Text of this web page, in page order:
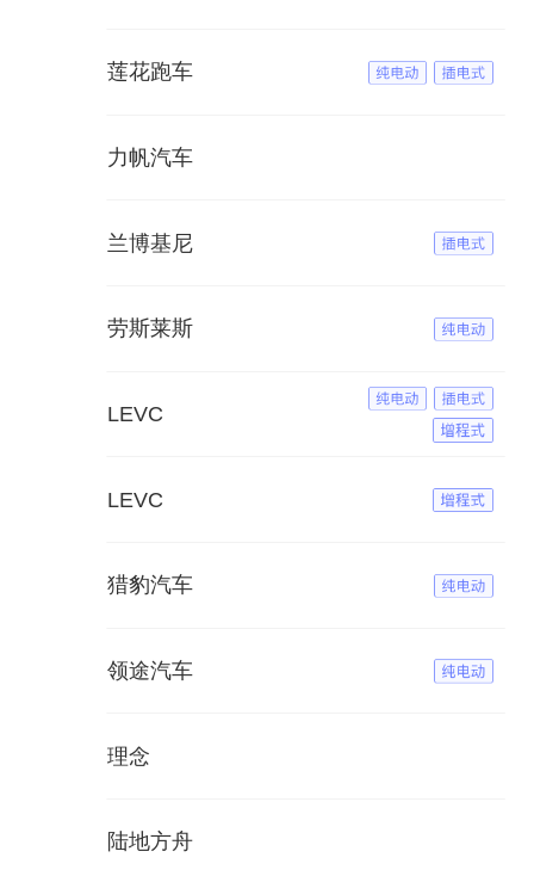
莲花跑车
力帆汽车
兰博基尼
劳斯莱斯
LEVC
LEVC
猎豹汽车
领途汽车
理念
陆地方舟